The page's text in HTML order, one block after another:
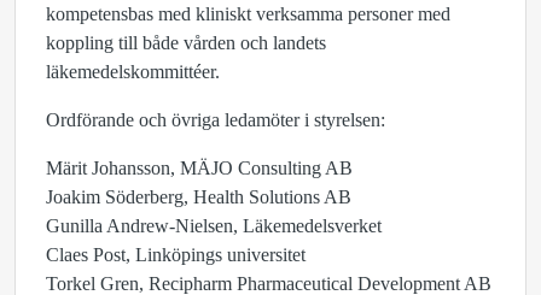
kompetensbas med kliniskt verksamma personer med
koppling till både vården och landets
läkemedelskommittéer.
Ordförande och övriga ledamöter i styrelsen:
Märit Johansson, MÄJO Consulting AB
Joakim Söderberg, Health Solutions AB
Gunilla Andrew-Nielsen, Läkemedelsverket
Claes Post, Linköpings universitet
Torkel Gren, Recipharm Pharmaceutical Development AB